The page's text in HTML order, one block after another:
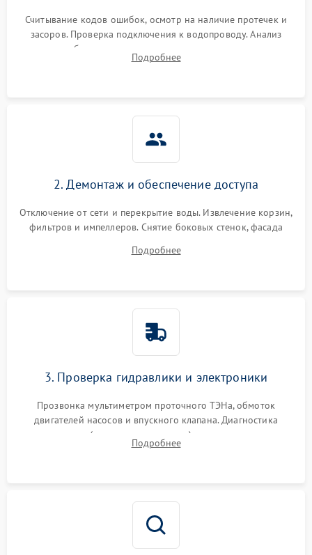
Считывание кодов ошибок, осмотр на наличие протечек и
засоров. Проверка подключения к водопроводу. Анализ
жалоб на отсутствие слива, нагрева, вращения
разбрызгивателей или срабатывание системы защиты
Подробнее
2. Демонтаж и обеспечение доступа
Отключение от сети и перекрытие воды. Извлечение корзин,
фильтров и импеллеров. Снятие боковых стенок, фасада
циркуляционному насосу, ТЭНу и сливной помпе.
Подробнее
3. Проверка гидравлики и электроники
Прозвонка мультиметром проточного ТЭНа, обмоток
двигателей насосов и впускного клапана. Диагностика
прессостата (датчика уровня воды), датчика мутности,
концевика дверцы и электронного модуля управления.
Подробнее